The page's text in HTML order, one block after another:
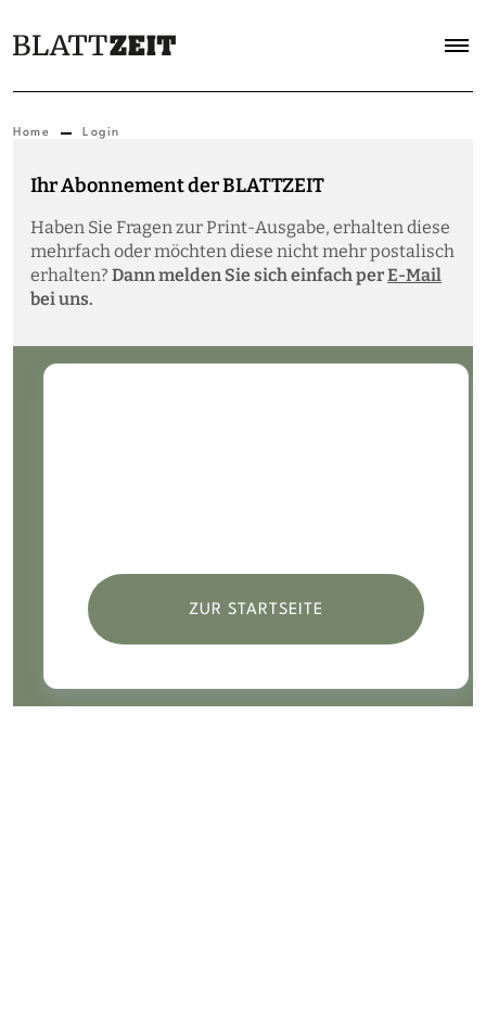
Home Login
Ihr Abonnement der BLATTZEIT
Haben Sie Fragen zur Print-Ausgabe, erhalten diese
mehrfach oder möchten diese nicht mehr postalisch
erhalten? Dann melden Sie sich einfach perE-Mail
bei uns.
ZUR STARTSEITE